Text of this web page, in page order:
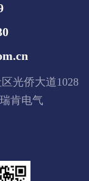
光侨大道1028
肯电气